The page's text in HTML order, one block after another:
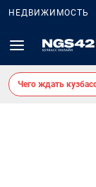
НЕДВИЖИМОСТЬ
Чего ждать